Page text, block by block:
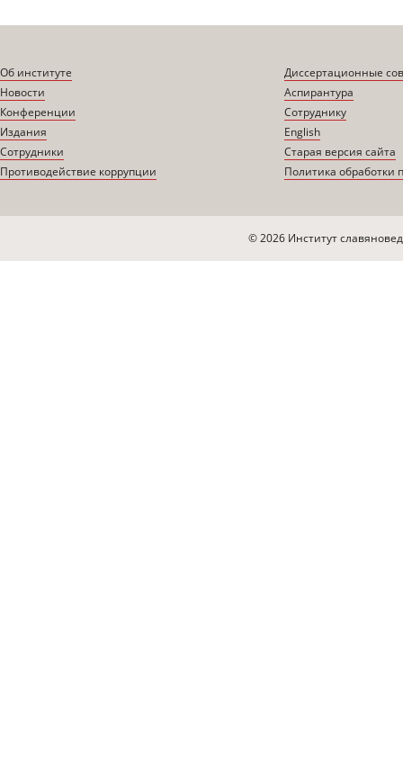
Об институте
Новости
Конференции
Издания
Сотрудники
Противодействие коррупции
Диссертационные
Аспирантура
Сотруднику
English
Старая версия сайта
Политика обработки
© 2026 Институт